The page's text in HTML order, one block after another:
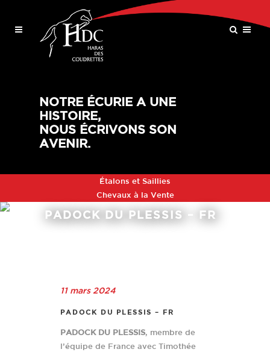
NOTRE ÉCURIE A UNE
HISTOIRE,
NOUS ÉCRIVONS SON
AVENIR.
Étalons et Saillies
Chevaux à la Vente
PADOCK DU PLESSIS – FR
11 mars 2024
PADOCK DU PLESSIS – FR
PADOCK DU PLESSIS, membre de
l’équipe de France avec Timothée